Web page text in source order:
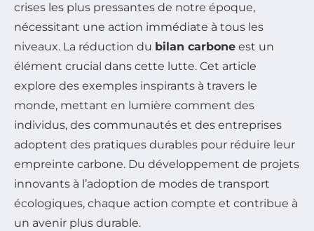
crises les plus pressantes de notre époque,
nécessitant une action immédiate à tous les
niveaux. La réduction du bilan carbone est un
élément crucial dans cette lutte. Cet article
explore des exemples inspirants à travers le
monde, mettant en lumière comment des
individus, des communautés et des entreprises
adoptent des pratiques durables pour réduire leur
empreinte carbone. Du développement de projets
innovants à l’adoption de modes de transport
écologiques, chaque action compte et contribue à
un avenir plus durable.